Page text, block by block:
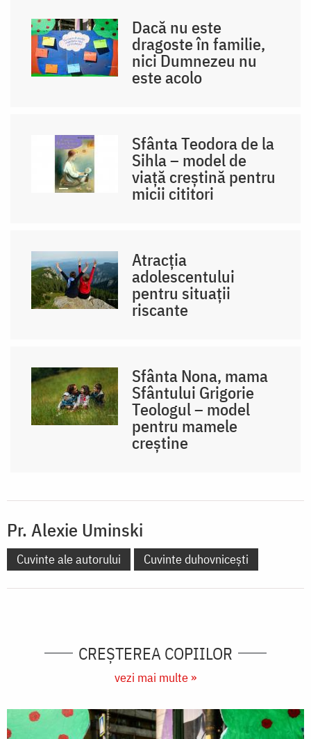
Dacă nu este
dragoste în familie,
nici Dumnezeu nu
este acolo
Sfânta Teodora de la
Sihla – model de
viaţă creştină pentru
micii cititori
Atracția
adolescentului
pentru situații
riscante
Sfânta Nona, mama
Sfântului Grigorie
Teologul – model
pentru mamele
creștine
Pr. Alexie Uminski
Cuvinte ale autorului Cuvinte duhovnicești
CREŞTEREA COPIILOR
vezi mai multe »